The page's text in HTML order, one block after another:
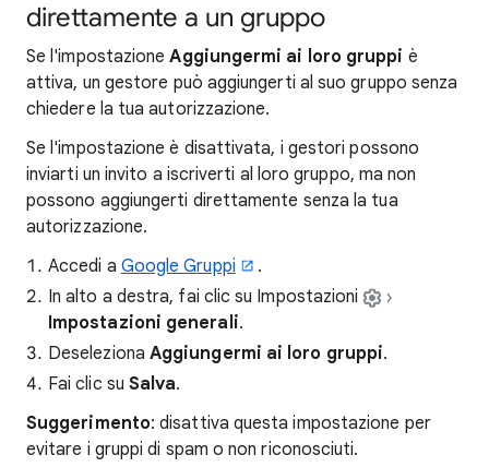
direttamente a un gruppo
Se l'impostazioneAggiungermi ai loro gruppi è
attiva, un gestore può aggiungerti al suo gruppo senza
chiedere la tua autorizzazione.
Se l'impostazione è disattivata, i gestori possono
inviarti un invito a iscriverti al loro gruppo, ma non
possono aggiungerti direttamente senza la tua
autorizzazione.
Accedi a Google Gruppi
.
In alto a destra, fai clic su Impostazioni
Impostazioni generali.
Deseleziona Aggiungermi ai loro gruppi.
Fai clic su Salva.
Suggerimento: disattiva questa impostazione per
evitare i gruppi di spam o non riconosciuti.